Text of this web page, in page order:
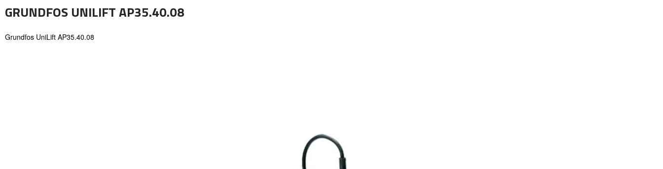
GRUNDFOS UNILIFT AP35.40.08
Grundfos UniLift AP35.40.08